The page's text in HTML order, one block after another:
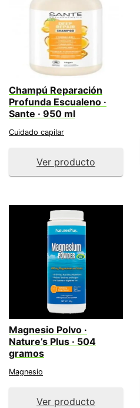
Champú Reparación
Profunda Escualeno ·
Sante · 950 ml
Cuidado capilar
Ver producto
Magnesio Polvo ·
Nature’s Plus · 504
gramos
Magnesio
Ver producto